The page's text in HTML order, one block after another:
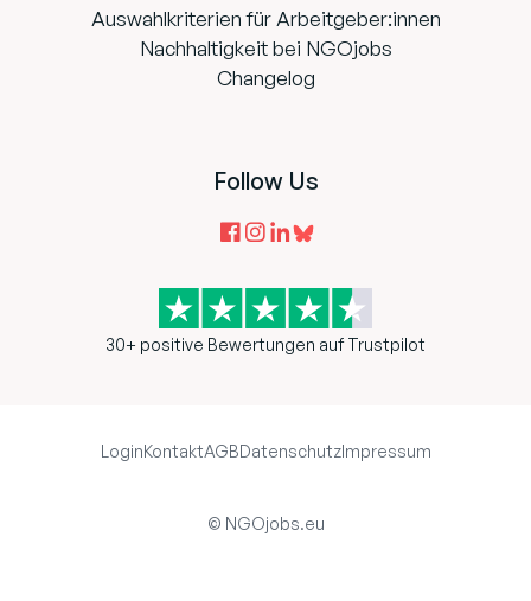
Auswahlkriterien für Arbeitgeber:innen
Nachhaltigkeit bei NGOjobs
Changelog
Follow Us
30+ positive Bewertungen auf Trustpilot
LoginKontaktAGBDatenschutzImpressum
© NGOjobs.eu